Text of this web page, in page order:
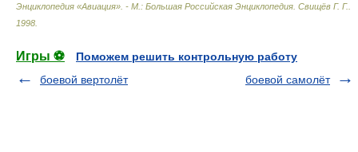
Энциклопедия «Авиация». - М.: Большая Российская Энциклопедия Свищёв Г. Г.
1998
Игры ⚽
Поможем решить контрольную работу
боевой вертолёт
боевой самолёт